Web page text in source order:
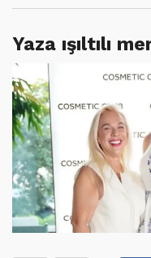
Yaza ışıltılı